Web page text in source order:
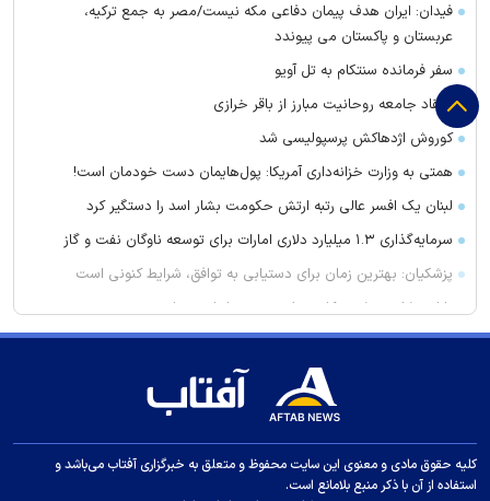
فیدان: ایران هدف پیمان دفاعی مکه نیست/مصر به جمع ترکیه،
عربستان و پاکستان می پیوندد
سفر فرمانده سنتکام به تل آویو
انتقاد جامعه روحانیت مبارز از باقر خرازی
کوروش اژدهاکش پرسپولیسی شد
همتی به وزارت خزانه‌داری آمریکا: پول‌هایمان دست خودمان است!
لبنان یک افسر عالی رتبه ارتش حکومت بشار اسد را دستگیر کرد
سرمایه‌گذاری ۱.۳ میلیارد دلاری امارات برای توسعه ناوگان نفت و گاز
پزشکیان: بهترین زمان برای دستیابی به توافق، شرایط کنونی است
با این شام خوشمزه کلسترول بد خود را پایین بیاورید
تفاهم‌نامه همکاری شورای شهر و دانشگاه تبریز امضا شد
فریب این دارو‌ها را نخورید باعث لاغری شما نمی‌شوند
آمادگی شبستر برای بحران
این علائم می‌گوید به زودی یک حمله قلبی رخ می‌دهد
نخست‌وزیر کردستان عراق: منطقه ما نمی‌خواهد بخشی از هیچ
کلیه حقوق مادی و معنوی این سایت محفوظ و متعلق به خبرگزاری آفتاب می‌باشد و
استفاده از آن با ذکر منبع بلامانع است.